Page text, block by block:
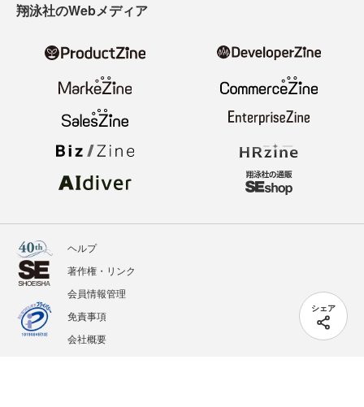
シェア
翔泳社のWebメディア
ヘルプ
著作権・リンク
会員情報管理
免責事項
会社概要